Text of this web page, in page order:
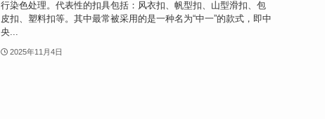
行染色处理。代表性的扣具包括：风衣扣、帆型扣、山型滑扣、包
皮扣、塑料扣等。其中最常被采用的是一种名为“中一”的款式，即中
央...
2025年11月4日